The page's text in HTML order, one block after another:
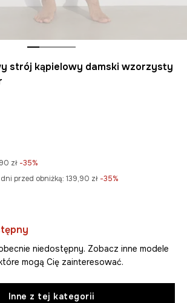
strój kąpielowy damski wzorzysty
zł -35%
przed obniżką: 139,90 zł -35%
niedostępny. Zobacz inne modele
mogą Cię zainteresować.
Inne z tej kategorii